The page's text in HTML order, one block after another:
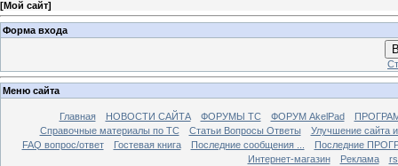
[Мой сайт]
Форма входа
Меню сайта
Главная НОВОСТИ САЙТА ФОРУМЫ TC ФОРУМ AkelPad
Справочные материалы по TС
Статьи Вопросы Ответы
Улучшение сайта
FAQ вопрос/ответ
Гостевая книга Последние сообщения ...
Последние
Интернет-магазин
Реклама